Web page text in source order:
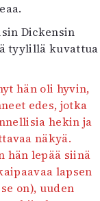
Dickensin
tyylillä kuvattua
hän oli hyvin,
edes, jotka
hekin ja
näkyä.
hän lepää siinä
lapsen
on), uuden